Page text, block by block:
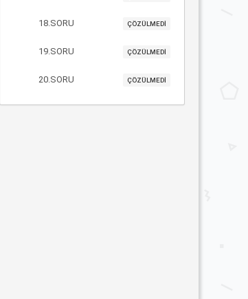
18.SORU ÇÖZÜLMEDİ
19.SORU ÇÖZÜLMEDİ
20.SORU ÇÖZÜLMEDİ